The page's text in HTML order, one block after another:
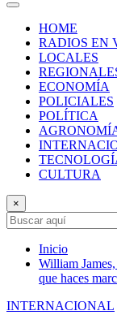
HOME
RADIOS EN
LOCALES
ECONOMÍA
POLICIALES
POLÍTICA
CULTURA
×
Inicio
William
que haces
INTERNACIONAL